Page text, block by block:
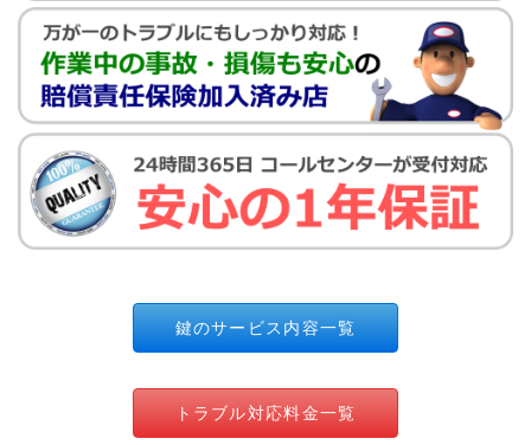
鍵のサービス内容一覧
トラブル対応料金一覧